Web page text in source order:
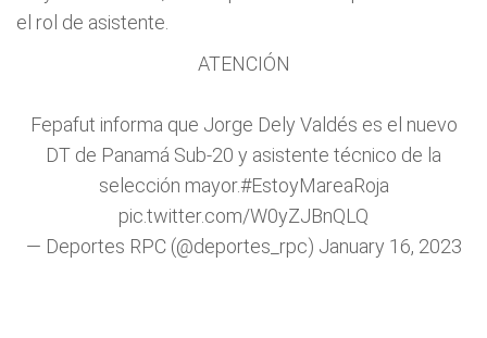
el rol de asistente.
ATENCIÓN
Fepafut informa que Jorge Dely Valdés es el nuevo
DT de Panamá Sub-20 y asistente técnico de la
selección mayor.#EstoyMareaRoja
pic.twitter.com/W0yZJBnQLQ
— Deportes RPC (@deportes_rpc) January 16, 2023